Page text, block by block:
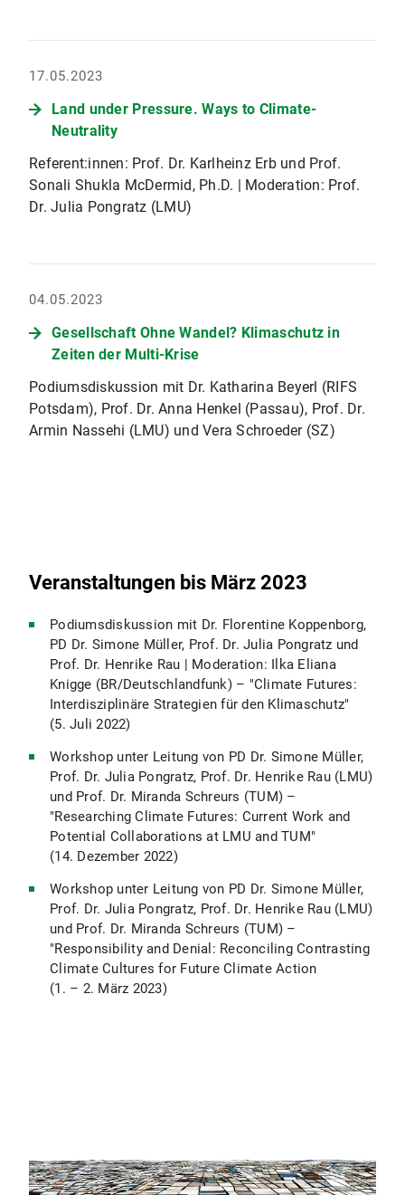
17.05.2023
Land under Pressure. Ways to Climate-
Neutrality
Referent:innen: Prof. Dr. Karlheinz Erb und Prof.
Sonali Shukla McDermid, Ph.D. | Moderation: Prof.
Dr. Julia Pongratz (LMU)
04.05.2023
Gesellschaft Ohne Wandel? Klimaschutz in
Zeiten der Multi-Krise
Podiumsdiskussion mit Dr. Katharina Beyerl (RIFS
Potsdam), Prof. Dr. Anna Henkel (Passau), Prof. Dr.
Armin Nassehi (LMU) und Vera Schroeder (SZ)
Veranstaltungen bis März 2023
Podiumsdiskussion mit Dr. Florentine Koppenborg,
PD Dr. Simone Müller, Prof. Dr. Julia Pongratz und
Prof. Dr. Henrike Rau | Moderation: Ilka Eliana
Knigge (BR/Deutschlandfunk) – "Climate Futures:
Interdisziplinäre Strategien für den Klimaschutz"
(5. Juli 2022)
Workshop unter Leitung von PD Dr. Simone Müller,
Prof. Dr. Julia Pongratz, Prof. Dr. Henrike Rau (LMU)
und Prof. Dr. Miranda Schreurs (TUM) –
"Researching Climate Futures: Current Work and
Potential Collaborations at LMU and TUM"
(14. Dezember 2022)
Workshop unter Leitung von PD Dr. Simone Müller,
Prof. Dr. Julia Pongratz, Prof. Dr. Henrike Rau (LMU)
und Prof. Dr. Miranda Schreurs (TUM) –
"Responsibility and Denial: Reconciling Contrasting
Climate Cultures for Future Climate Action
(1. – 2. März 2023)